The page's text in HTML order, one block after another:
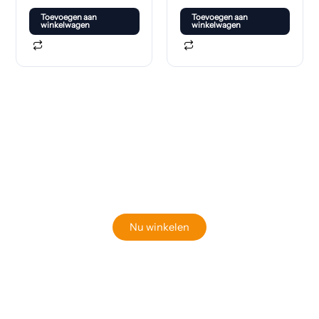
Toevoegen aan
winkelwagen
Toevoegen aan
winkelwagen
Nu winkelen